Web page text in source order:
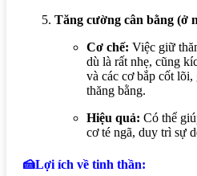
Tăng cường cân bằng (ở
Cơ chế: Việc giữ
dù là rất nhẹ, cũng
và các cơ bắp cốt
thăng bằng.
Hiệu quả: Có thể
cơ té ngã, duy trì sự
🍰Lợi ích về tinh thần: